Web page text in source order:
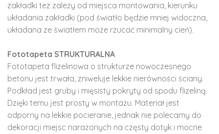
zakładki tez zależy od miejsca montowania, kierunku
układania zakładki (pod światło będzie mniej widoczna,
układana ze światłem może rzucać minimalny cień).
Fototapeta STRUKTURALNA
Fototapeta flizelinowa o strukturze nowoczesnego
betonu jest trwała, zniweluje lekkie nierówności ściany.
Podkład jest gruby i mięsisty pokryty od spodu flizeliną.
Dzięki temu jest prosty w montażu. Materiał jest
odporny na lekkie pocieranie, jednak nie polecamy do
dekoracji miejsc narażonych na częsty dotyk i mocne